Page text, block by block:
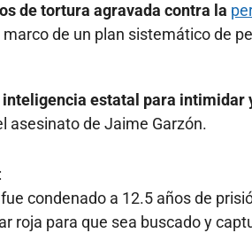
de tortura agravada contra la
marco de un plan sistemático de
estatal para intimidar
asesinato de Jaime Garzón.
condenado a 12.5 años de
roja para que sea buscado y